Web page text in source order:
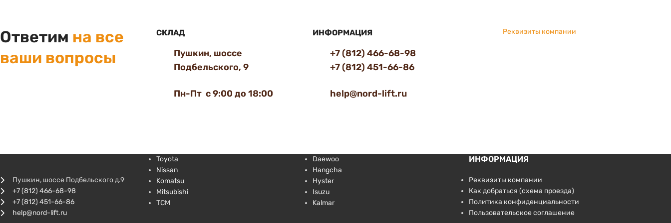
Ответим на все
ваши вопросы
СКЛАД
Пушкин, шоссе
Подбельского, 9
Пн-Пт с 9:00 до 18:00
ИНФОРМАЦИЯ
+7 (812) 466-68-98
+7 (812) 451-66-86
help@nord-lift.ru
Реквизиты компании
Пушкин, шоссе Подбельского д.9
+7 (812) 466-68-98
+7 (812) 451-66-86
help@nord-lift.ru
Toyota
Nissan
Komatsu
Mitsubishi
TCM
Daewoo
Hangcha
Hyster
Isuzu
Kalmar
ИНФОРМАЦИЯ
Реквизиты компании
Как добраться (схема проезда)
Политика конфиденциальности
Пользовательское соглашение